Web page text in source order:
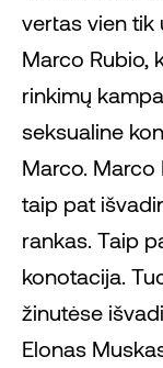
vertas vien tik
Marco Rubio,
rinkimų
seksualine
Marco. Marco
taip pat
rankas. Taip
konotacija.
žinutėse
Elonas